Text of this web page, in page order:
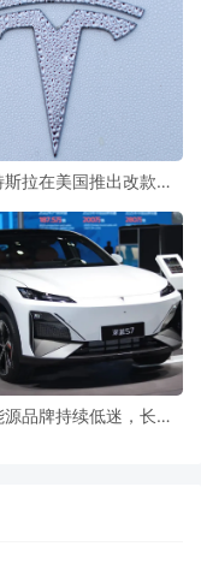
拉在美国推出改款
品牌持续低迷，长安